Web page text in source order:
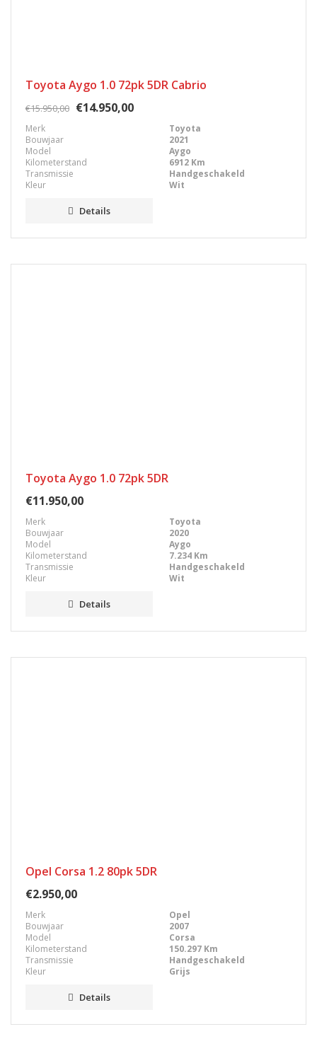
Toyota Aygo 1.0 72pk 5DR Cabrio
€15.950,00 €14.950,00
Merk
Toyota
Bouwjaar
2021
Model
Aygo
Kilometerstand
6912 Km
Transmissie
Handgeschakeld
Kleur
Wit
Details
Toyota Aygo 1.0 72pk 5DR
€11.950,00
Merk
Toyota
Bouwjaar
2020
Model
Aygo
Kilometerstand
7.234 Km
Transmissie
Handgeschakeld
Kleur
Wit
Details
Opel Corsa 1.2 80pk 5DR
€2.950,00
Merk
Opel
Bouwjaar
2007
Model
Corsa
Kilometerstand
150.297 Km
Transmissie
Handgeschakeld
Kleur
Grijs
Details